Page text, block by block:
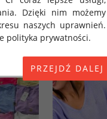
Dzięki nim możemy
naszych uprawnień.
polityka prywatności.
(UE) 2016/679 z dnia 27
osobowych i w sprawie
"RODO", "ORODO",
poinformować Cię o
2018 roku. Poniżej